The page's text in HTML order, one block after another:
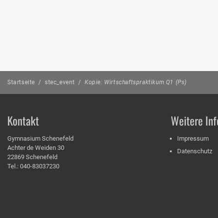
Startseite / stec_event / Kopie: Wirtschaftspraktikum Q1 (Ps)
Kontakt
Gymnasium Schenefeld
Achter de Weiden 30
22869 Schenefeld
Tel.: 040-83037230
Weitere
Impressum
Datenschutz